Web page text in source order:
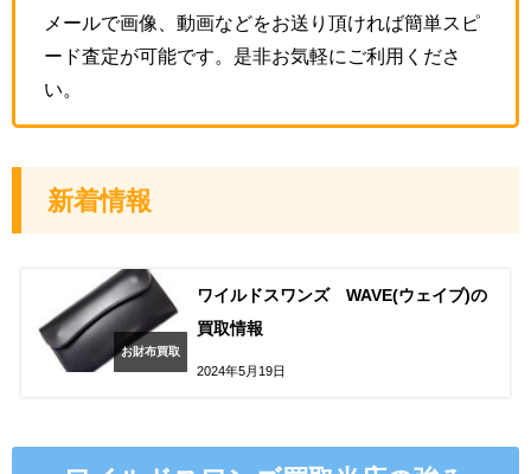
メールで画像、動画などをお送り頂ければ簡単スピ
ード査定が可能です。是非お気軽にご利用くださ
い。
新着情報
お財布買取
ワイルドスワンズ WAVE(ウェイブ)の
買取情報
2024年5月19日